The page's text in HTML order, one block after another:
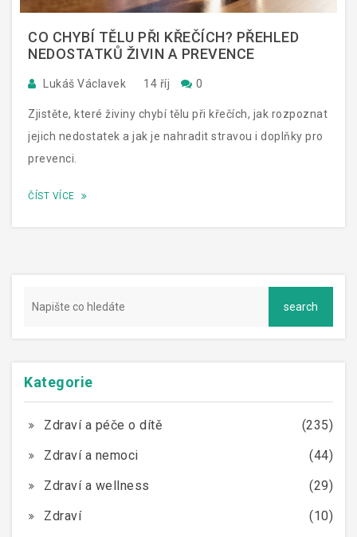
CO CHYBÍ TĚLU PŘI KŘEČÍCH? PŘEHLED
NEDOSTATKŮ ŽIVIN A PREVENCE
Lukáš Václavek 14 říj 0
Zjistěte, které živiny chybí tělu při křečích, jak rozpoznat
jejich nedostatek a jak je nahradit stravou i doplňky pro
prevenci.
ČÍST VÍCE
Kategorie
Zdraví a péče o dítě
(235)
Zdraví a nemoci
(44)
Zdraví a wellness
(29)
Zdraví
(10)